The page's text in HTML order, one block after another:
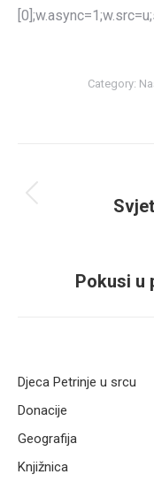
Category:
Pokusi u
Djeca Petrinje u srcu
Donacije
Geografija
Knjižnica